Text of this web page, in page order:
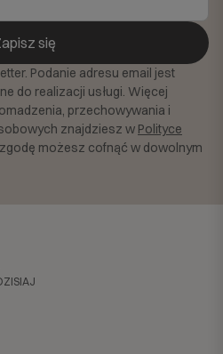
się
Podanie adresu email jest
do realizacji usługi. Więcej
przechowywania i
znajdziesz w Polityce
możesz cofnąć w dowolnym